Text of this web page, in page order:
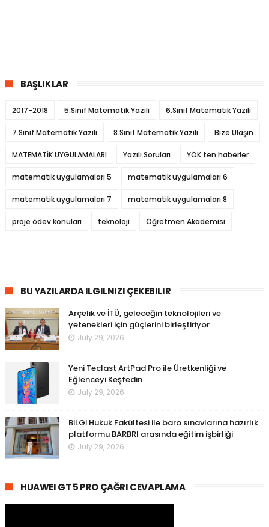
BAŞLIKLAR
2017-2018 5.Sınıf Matematik Yazılı 6.Sınıf Matematik Yazılı
7.Sınıf Matematik Yazılı 8.Sınıf Matematik Yazılı Bize Ulaşın
MATEMATİK UYGULAMALARI Yazılı Soruları YÖK ten haberler
matematik uygulamaları 5 matematik uygulamaları 6
matematik uygulamaları 7 matematik uygulamaları 8
proje ödev konuları teknoloji Öğretmen Akademisi
BU YAZILARDA ILGILNIZI ÇEKEBILIR
Arçelik ve İTÜ, geleceğin teknolojileri ve
yetenekleri için güçlerini birleştiriyor
July 29, 2026
Yeni Teclast ArtPad Pro ile Üretkenliği ve
Eğlenceyi Keşfedin
July 29, 2026
BİLGİ Hukuk Fakültesi ile baro sınavlarına hazırlık
platformu BARBRI arasında eğitim işbirliği
July 29, 2026
HUAWEI GT 5 PRO ÇAĞRI CEVAPLAMA